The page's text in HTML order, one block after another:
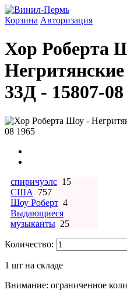
Корзина Авторизация
Хор Роберта
33Д - 15807-08
спиричуэлс 15
США
757
Шоу Роберт 4
Выдающиеся
музыканты 25
Количество:
1 шт на складе
Внимание: ограниченное